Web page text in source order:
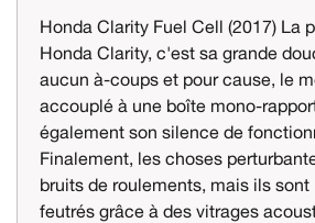
Honda Clarity Fuel Cell (2017) La
Honda Clarity, c'est sa grande
aucun à-coups et pour cause, le
accouplé à une boîte mono-
également son silence de
Finalement, les choses
bruits de roulements, mais ils sont
feutrés grâce à des vitrages